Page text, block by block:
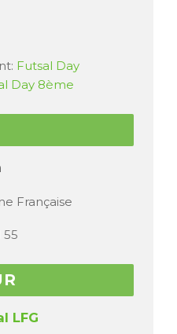
Futsal Day
Day 8ème
Française
55
LFG